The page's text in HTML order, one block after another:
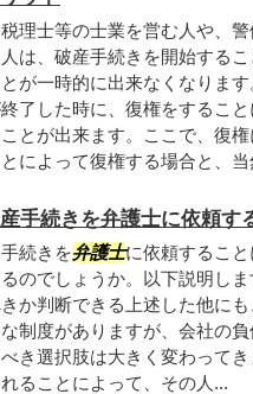
理士等の士業を営む人や、
は、破産手続きを開始するこ
が一時的に出来なくなります
了した時に、復権をするこ
とが出来ます。ここで、復権
によって復権する場合と、当
手続きを弁護士に依頼す
続きを弁護士に依頼すること
のでしょうか。以下説明し
か判断できる上述した他に
制度がありますが、会社の
き選択肢は大きく変わってき
ることによって、その人...